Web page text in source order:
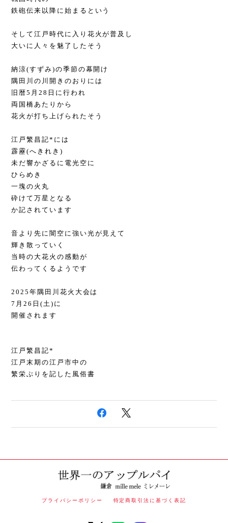
鉄砲伝来以降に始まるという
そして江戸時代に入り花火が普及し
大いに人々を魅了したそう
納涼(すずみ)の季節の幕開け
隅田川の川開きのおりには
旧暦5月28日に行われ
両国橋あたりから
花火が打ち上げられたそう
江戸繁昌記*には
霹靂(へきれき)
未だ響かざるに電光空に
ひらめき
一塊の火丸
砕けて万星となる
か記されています
音より先に闇空に強い光が見えて
輝き散っていく
当時の大花火の感動が
伝わってくるようです
2025年隅田川花火大会は
7月26日(土)に
開催されます
江戸繁昌記*
江戸末期の江戸市中の
繁栄ぶりを記した風俗書
プライバシーポリシー 特定商取引法に基づく表記